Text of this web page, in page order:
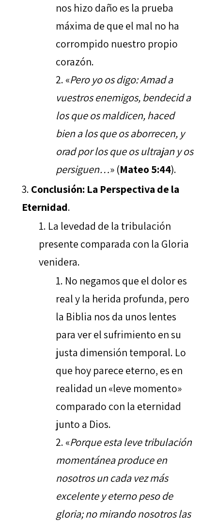
nos hizo daño es la prueba
máxima de que el mal no ha
corrompido nuestro propio
corazón.
«Pero yo os digo: Amad a
vuestros enemigos, bendecid a
los que os maldicen, haced
bien a los que os aborrecen, y
orad por los que os ultrajan y os
persiguen…» (Mateo 5:44).
Conclusión: La Perspectiva de la
Eternidad.
La levedad de la tribulación
presente comparada con la Gloria
venidera.
No negamos que el dolor es
real y la herida profunda, pero
la Biblia nos da unos lentes
para ver el sufrimiento en su
justa dimensión temporal. Lo
que hoy parece eterno, es en
realidad un «leve momento»
comparado con la eternidad
junto a Dios.
«Porque esta leve tribulación
momentánea produce en
nosotros un cada vez más
excelente y eterno peso de
gloria; no mirando nosotros las